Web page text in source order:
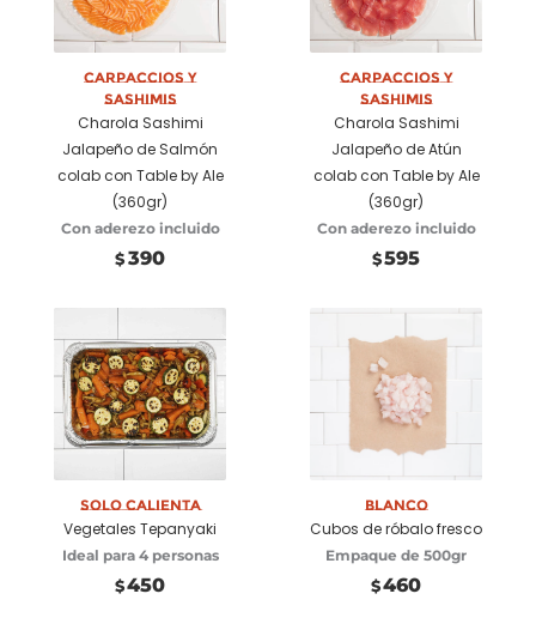
opciones
Carpaccios y
Sashimis
Charola Sashimi
Jalapeño de Salmón
colab con Table by Ale
(360gr)
Con aderezo incluido
$ 390
opciones
Carpaccios y
Sashimis
Charola Sashimi
Jalapeño de Atún
colab con Table by Ale
(360gr)
Con aderezo incluido
$595
Añadir a
carrito
Solo Calienta
Vegetales Tepanyaki
Ideal para 4 personas
$450
Añadir a
carrito
Blanco
Cubos de róbalo fresco
Empaque de 500gr
$460